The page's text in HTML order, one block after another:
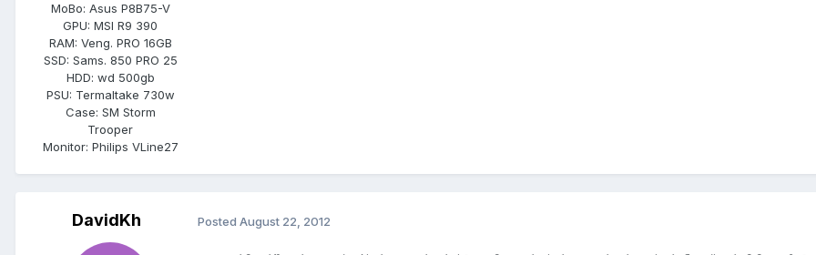
MoBo: Asus P8B75-V
GPU: MSI R9 390
RAM: Veng. PRO 16GB
SSD: Sams. 850 PRO 25
HDD: wd 500gb
PSU: Termaltake 730w
Case: SM Storm
Trooper
Monitor: Philips VLine27
DavidKh Posted August 22, 2012